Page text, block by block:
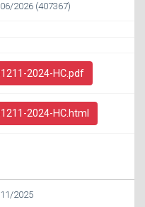
2026 (407367)
2024-HC.pdf
2024-HC.html
2025